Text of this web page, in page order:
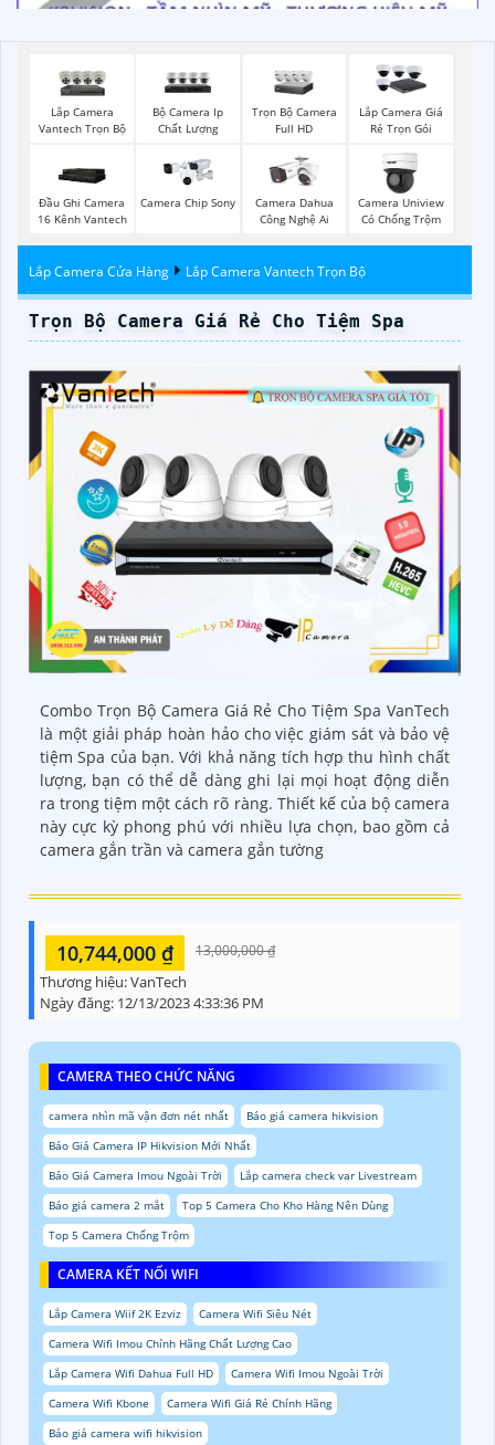
Lắp Camera
Vantech Trọn Bộ
Bộ Camera Ip
Chất Lượng
Trọn Bộ Camera
Full HD
Lắp Camera Giá
Rẻ Trọn Gói
Đầu Ghi Camera
16 Kênh Vantech
Camera Chip Sony
Camera Dahua
Công Nghệ Ai
Camera Uniview
Có Chống Trộm
Lắp Camera Cửa Hàng Lắp Camera Vantech Trọn Bộ
Trọn Bộ Camera Giá Rẻ Cho Tiệm Spa
Combo Trọn Bộ Camera Giá Rẻ Cho Tiệm Spa VanTech
là một giải pháp hoàn hảo cho việc giám sát và bảo vệ
tiệm Spa của bạn. Với khả năng tích hợp thu hình chất
lượng, bạn có thể dễ dàng ghi lại mọi hoạt động diễn
ra trong tiệm một cách rõ ràng. Thiết kế của bộ camera
này cực kỳ phong phú với nhiều lựa chọn, bao gồm cả
camera gắn trần và camera gắn tường
10,744,000 ₫ 13,000,000 ₫
Thương hiệu:VanTech
Ngày đăng: 12/13/2023 4:33:36 PM
CAMERA THEO CHỨC NĂNG
camera nhìn mã vận đơn nét nhất
Báo giá camera hikvision
Báo Giá Camera IP Hikvision Mới Nhất
Báo Giá Camera Imou Ngoài Trời
Lắp camera check var Livestream
Báo giá camera 2 mắt
Top 5 Camera Cho Kho Hàng Nên Dùng
Top 5 Camera Chống Trộm
CAMERA KẾT NỐI WIFI
Lắp Camera Wiif 2K Ezviz
Camera Wifi Siêu Nét
Camera Wifi Imou Chính Hãng Chất Lượng Cao
Lắp Camera Wifi Dahua Full HD
Camera Wifi Imou Ngoài Trời
Camera Wifi Kbone
Camera Wifi Giá Rẻ Chính Hãng
Báo giá camera wifi hikvision